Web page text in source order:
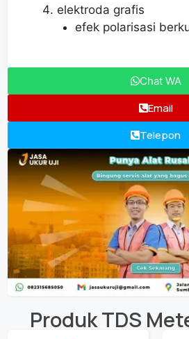
elektroda grafis
efek polarisasi
Chat WA
Email
Telepon
ProdukTDS